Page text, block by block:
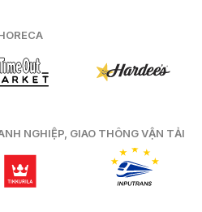
NGHIỆP, GIAO THÔNG VẬN TẢI